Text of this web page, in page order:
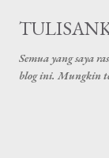
Semua yang saya
blog ini. Mungkin